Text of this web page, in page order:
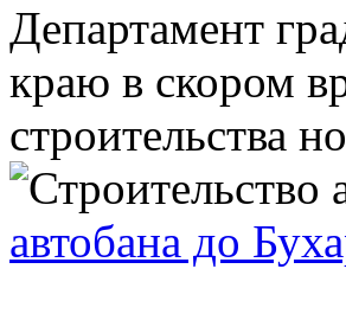
Департамент
краю в скором
строительства
автобана до